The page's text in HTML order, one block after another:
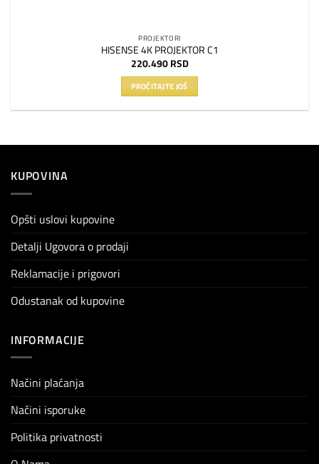
PROJEKTORI
HISENSE 4K PROJEKTOR C1
220.490 RSD
PROČITAJTE JOŠ
KUPOVINA
Opšti uslovi kupovine
Detalji Ugovora o prodaji
Reklamacije i prigovori
Odustanak od kupovine
INFORMACIJE
Načini plaćanja
Načini isporuke
Politika privatnosti